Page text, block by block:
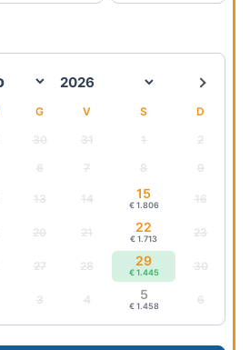
G V S D
30 31 1 2
6 7 8 9
13 14 15
€ 1.806 16
20 21 22
€ 1.713 23
27 28 29
€ 1.445 30
3 4 5
€ 1.458 6